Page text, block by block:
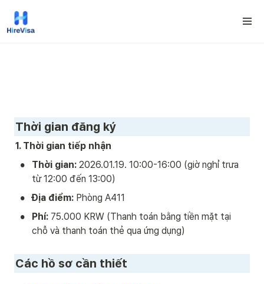
Thời gian đăng ký
1. Thời gian tiếp nhận
• Thời gian: 2026.01.19. 10:00-16:00 (giờ nghỉ trưa
từ 12:00 đến 13:00)
• Địa điểm: Phòng A411
• Phí: 75.000 KRW (Thanh toán bằng tiền mặt tại
chỗ và thanh toán thẻ qua ứng dụng)
Các hồ sơ cần thiết